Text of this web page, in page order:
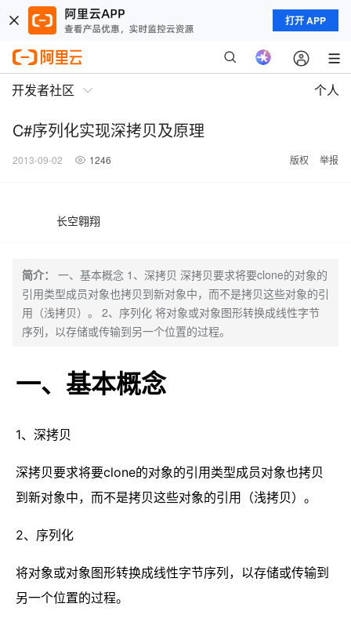
打开 APP
开发者社区 个人
C#序列化实现深拷贝及原理
2013-09-02 1246 版权 举报
长空翱翔
简介：
一、基本概念 1、深拷贝 深拷贝要求将要clone的对象的
引用类型成员对象也拷贝到新对象中，而不是拷贝这些对象的引
用（浅拷贝）。 2、序列化 将对象或对象图形转换成线性字节
序列，以存储或传输到另一个位置的过程。
一、基本概念
1、深拷贝
深拷贝要求将要clone的对象的引用类型成员对象也拷贝
到新对象中，而不是拷贝这些对象的引用（浅拷贝）。
2、序列化
将对象或对象图形转换成线性字节序列，以存储或传输到
另一个位置的过程。